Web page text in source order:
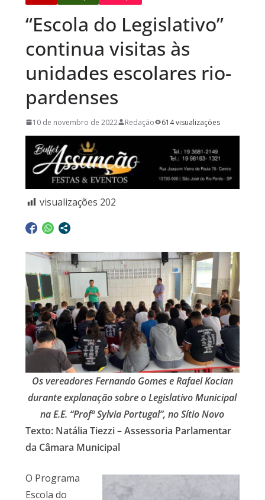
“Escola do Legislativo”
continua visitas às
unidades escolares rio-
pardenses
10 de novembro de 2022 Redação 614 visualizações
visualizações 202
Os vereadores Fernando Gomes e Rafael Kocian
durante explanação sobre o Legislativo Municipal
na E.E. “Profª Sylvia Portugal”, no Sítio Novo
Texto: Natália Tiezzi – Assessoria Parlamentar
da Câmara Municipal
O Programa
Escola do